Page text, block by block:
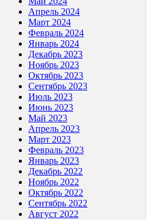
Апрель 2024
Март 2024
Февраль 2024
Январь 2024
Декабрь 2023
Ноябрь 2023
Октябрь 2023
Сентябрь 2023
Июль 2023
Июнь 2023
Май 2023
Апрель 2023
Март 2023
Февраль 2023
Январь 2023
Декабрь 2022
Ноябрь 2022
Октябрь 2022
Сентябрь 2022
Август 2022